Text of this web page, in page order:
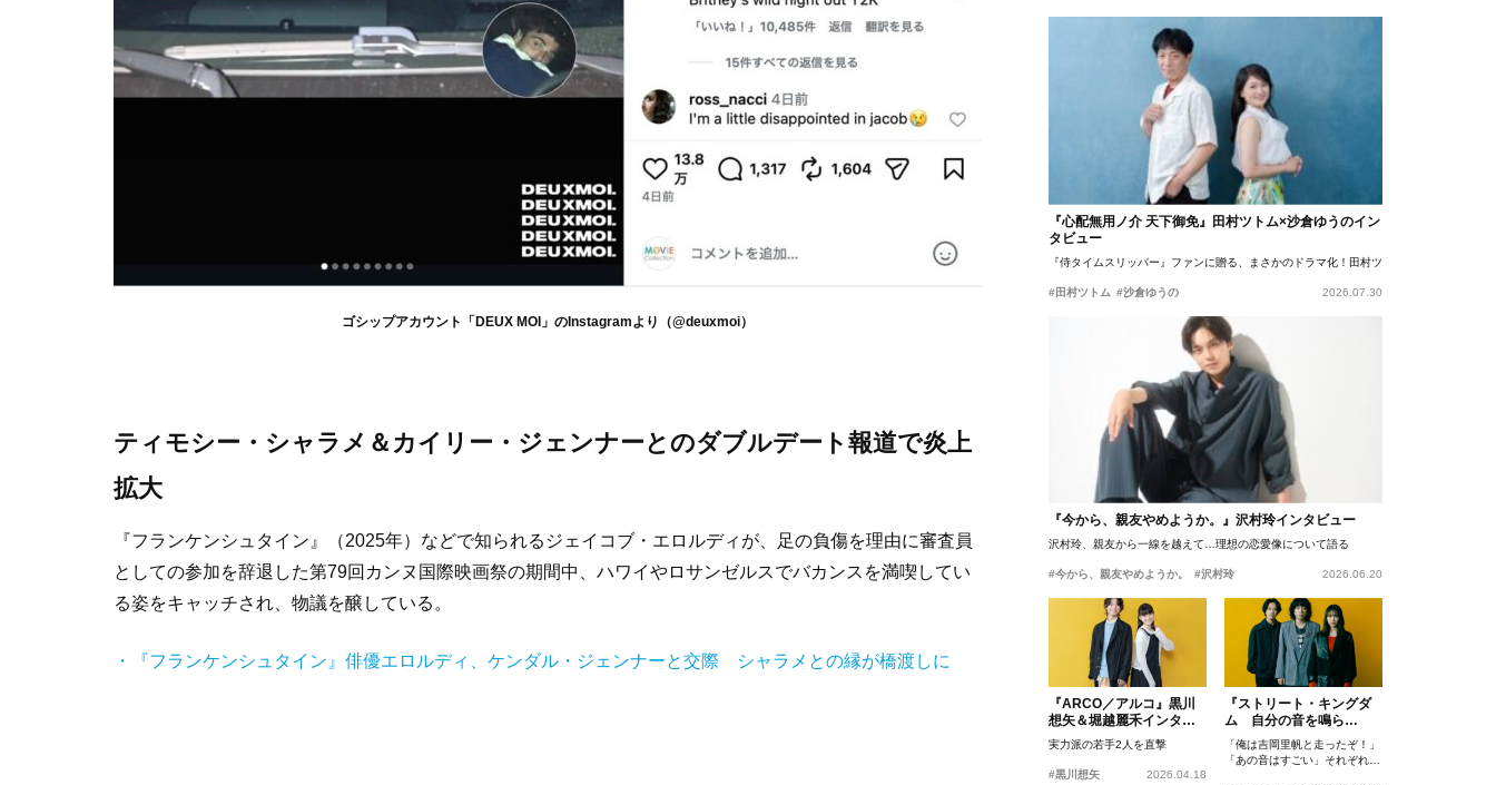
ゴシップアカウント「DEUX MOI」のInstagramより（@deuxmoi）
ティモシー・シャラメ＆カイリー・ジェンナーとのダブルデート報道で炎上
拡大
『フランケンシュタイン』（2025年）などで知られるジェイコブ・エロルディが、足の負傷を理由に審査員
としての参加を辞退した第79回カンヌ国際映画祭の期間中、ハワイやロサンゼルスでバカンスを満喫してい
る姿をキャッチされ、物議を醸している。
・『フランケンシュタイン』俳優エロルディ、ケンダル・ジェンナーと交際 シャラメとの縁が橋渡しに
『心配無用ノ介 天下御免』田村ツトム×沙倉ゆうのイン
タビュー
『侍タイムスリッパー』ファンに贈る、まさかのドラマ化！田村ツトム×沙倉ゆうのが語
#田村ツトム #沙倉ゆうの 2026.07.30
『今から、親友やめようか。』沢村玲インタビュー
沢村玲、親友から一線を越えて…理想の恋愛像について語る
#今から、親友やめようか。 #沢村玲 2026.06.20
『ARCO／アルコ』黒川
想矢＆堀越麗禾インタビ
ュー
実力派の若手2人を直撃
#黒川想矢 2026.04.18
『ストリート・キングダ
ム 自分の音を鳴ら
せ。』峯田和伸、若葉竜
也、吉岡里帆インタビュ
ー
「俺は吉岡里帆と走ったぞ！」
「あの音はすごい」それぞれの